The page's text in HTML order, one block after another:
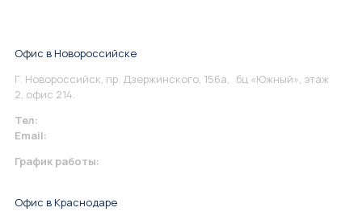
Офис в Новороссийске
Г. Новороссийск, пр. Дзержинского, 156а, бц «Южный», этаж
2, офис 214.
Тел:
Email:
График работы:
Офис в Краснодаре